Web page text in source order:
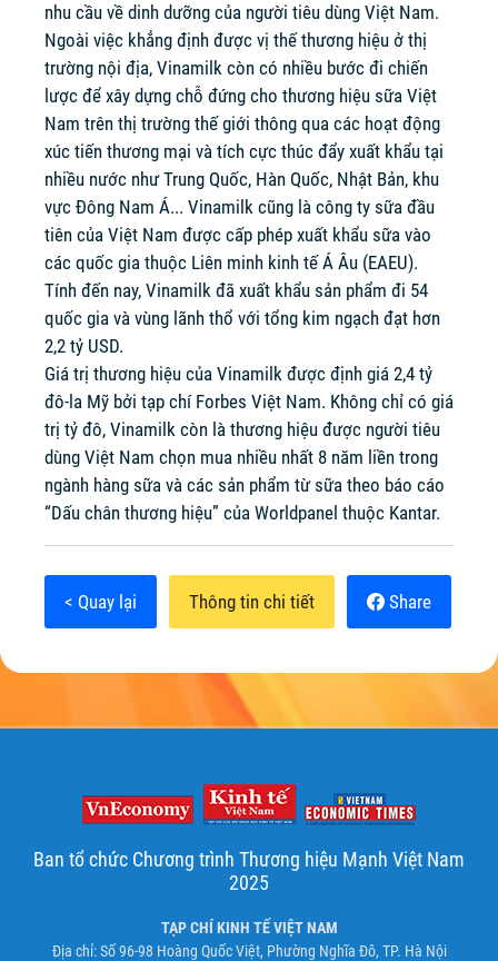
nhu cầu về dinh dưỡng của người tiêu dùng Việt Nam.
Ngoài việc khẳng định được vị thế thương hiệu ở thị
trường nội địa, Vinamilk còn có nhiều bước đi chiến
lược để xây dựng chỗ đứng cho thương hiệu sữa Việt
Nam trên thị trường thế giới thông qua các hoạt động
xúc tiến thương mại và tích cực thúc đẩy xuất khẩu tại
nhiều nước như Trung Quốc, Hàn Quốc, Nhật Bản, khu
vực Đông Nam Á... Vinamilk cũng là công ty sữa đầu
tiên của Việt Nam được cấp phép xuất khẩu sữa vào
các quốc gia thuộc Liên minh kinh tế Á Âu (EAEU).
Tính đến nay, Vinamilk đã xuất khẩu sản phẩm đi 54
quốc gia và vùng lãnh thổ với tổng kim ngạch đạt hơn
2,2 tỷ USD.
Giá trị thương hiệu của Vinamilk được định giá 2,4 tỷ
đô-la Mỹ bởi tạp chí Forbes Việt Nam. Không chỉ có giá
trị tỷ đô, Vinamilk còn là thương hiệu được người tiêu
dùng Việt Nam chọn mua nhiều nhất 8 năm liền trong
ngành hàng sữa và các sản phẩm từ sữa theo báo cáo
“Dấu chân thương hiệu” của Worldpanel thuộc Kantar.
< Quay lại Thông tin chi tiết Share
Ban tổ chức Chương trình Thương hiệu Mạnh Việt Nam
2025
TẠP CHÍ KINH TẾ VIỆT NAM
Địa chỉ: Số 96-98 Hoàng Quốc Việt, Phường Nghĩa Đô, TP. Hà Nội